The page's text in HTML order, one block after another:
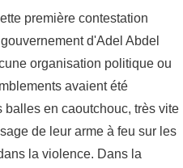
première contestation
d'Adel Abdel
organisation politique ou
avaient été
en caoutchouc, très vite
de leur arme à feu sur les
la violence. Dans la